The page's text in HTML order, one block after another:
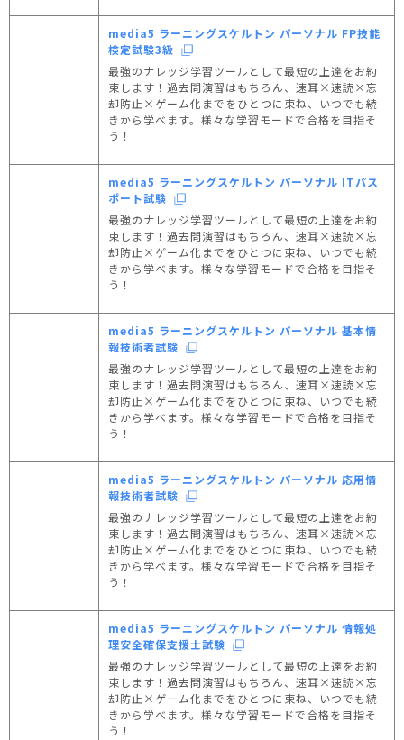
media5 ラーニングスケルトン パーソナル FP技能
検定試験3級
最強のナレッジ学習ツールとして最短の上達をお約
束します！過去問演習はもちろん、速耳×速読×忘
却防止×ゲーム化までをひとつに束ね、いつでも続
きから学べます。様々な学習モードで合格を目指そ
う！
media5 ラーニングスケルトン パーソナル ITパス
ポート試験
最強のナレッジ学習ツールとして最短の上達をお約
束します！過去問演習はもちろん、速耳×速読×忘
却防止×ゲーム化までをひとつに束ね、いつでも続
きから学べます。様々な学習モードで合格を目指そ
う！
media5 ラーニングスケルトン パーソナル 基本情
報技術者試験
最強のナレッジ学習ツールとして最短の上達をお約
束します！過去問演習はもちろん、速耳×速読×忘
却防止×ゲーム化までをひとつに束ね、いつでも続
きから学べます。様々な学習モードで合格を目指そ
う！
media5 ラーニングスケルトン パーソナル 応用情
報技術者試験
最強のナレッジ学習ツールとして最短の上達をお約
束します！過去問演習はもちろん、速耳×速読×忘
却防止×ゲーム化までをひとつに束ね、いつでも続
きから学べます。様々な学習モードで合格を目指そ
う！
media5 ラーニングスケルトン パーソナル 情報処
理安全確保支援士試験
最強のナレッジ学習ツールとして最短の上達をお約
束します！過去問演習はもちろん、速耳×速読×忘
却防止×ゲーム化までをひとつに束ね、いつでも続
きから学べます。様々な学習モードで合格を目指そ
う！